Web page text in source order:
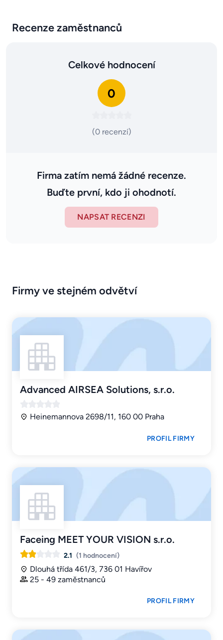
Recenze zaměstnanců
Celkové hodnocení
0
(0 recenzí)
Firma zatím nemá žádné recenze.
Buďte první, kdo ji ohodnotí.
NAPSAT RECENZI
Firmy ve stejném odvětví
Advanced AIRSEA Solutions, s.r.o.
Heinemannova 2698/11, 160 00 Praha
PROFIL FIRMY
Faceing MEET YOUR VISION s.r.o.
2.1 (1 hodnocení)
Dlouhá třída 461/3, 736 01 Havířov
25 - 49 zaměstnanců
PROFIL FIRMY